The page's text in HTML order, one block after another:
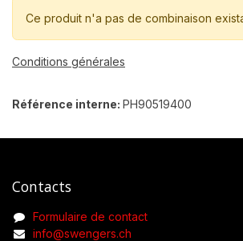
Ce produit n'a pas de combinaison
Conditions générales
Référence interne: PH90519400
Contacts
Formulaire de contact
info@swengers.ch